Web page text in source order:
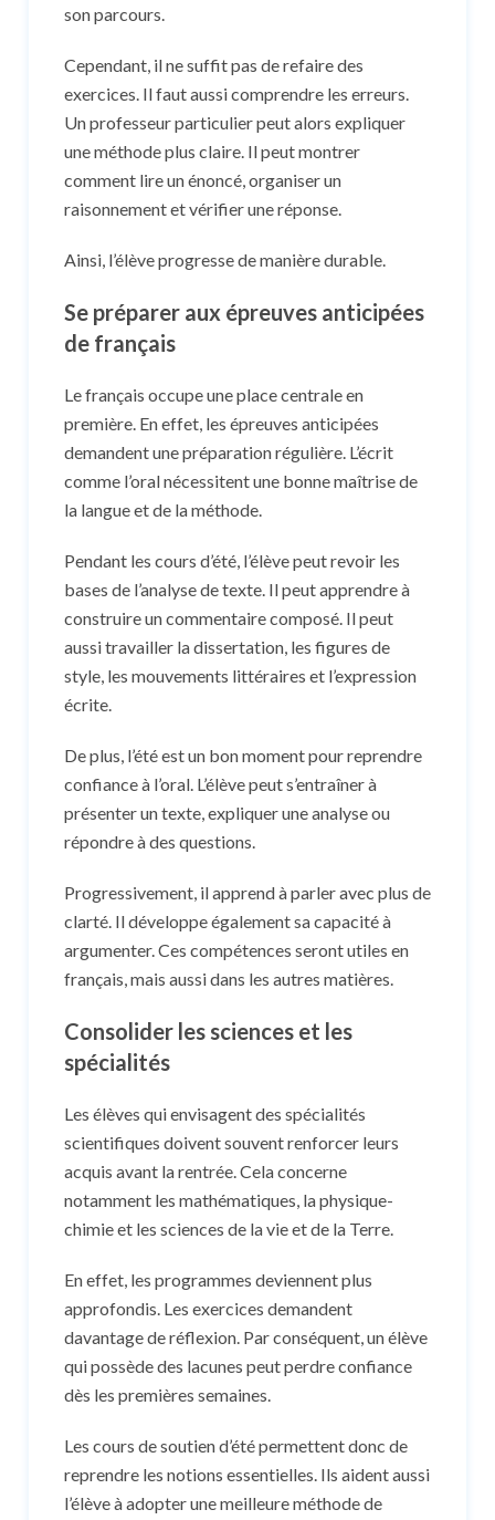
son parcours.
Cependant, il ne suffit pas de refaire des
exercices. Il faut aussi comprendre les erreurs.
Un professeur particulier peut alors expliquer
une méthode plus claire. Il peut montrer
comment lire un énoncé, organiser un
raisonnement et vérifier une réponse.
Ainsi, l’élève progresse de manière durable.
Se préparer aux épreuves anticipées
de français
Le français occupe une place centrale en
première. En effet, les épreuves anticipées
demandent une préparation régulière. L’écrit
comme l’oral nécessitent une bonne maîtrise de
la langue et de la méthode.
Pendant les cours d’été, l’élève peut revoir les
bases de l’analyse de texte. Il peut apprendre à
construire un commentaire composé. Il peut
aussi travailler la dissertation, les figures de
style, les mouvements littéraires et l’expression
écrite.
De plus, l’été est un bon moment pour reprendre
confiance à l’oral. L’élève peut s’entraîner à
présenter un texte, expliquer une analyse ou
répondre à des questions.
Progressivement, il apprend à parler avec plus de
clarté. Il développe également sa capacité à
argumenter. Ces compétences seront utiles en
français, mais aussi dans les autres matières.
Consolider les sciences et les
spécialités
Les élèves qui envisagent des spécialités
scientifiques doivent souvent renforcer leurs
acquis avant la rentrée. Cela concerne
notamment les mathématiques, la physique-
chimie et les sciences de la vie et de la Terre.
En effet, les programmes deviennent plus
approfondis. Les exercices demandent
davantage de réflexion. Par conséquent, un élève
qui possède des lacunes peut perdre confiance
dès les premières semaines.
Les cours de soutien d’été permettent donc de
reprendre les notions essentielles. Ils aident aussi
l’élève à adopter une meilleure méthode de